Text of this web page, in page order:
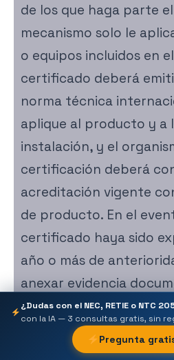
de los que haga parte el
mecanismo solo le
o equipos incluidos en
certificado deberá
norma técnica
aplique al producto y a
instalación, y el
certificación deberá
acreditación vigente
de producto. En el
certificado haya sido
año o más de
anexar evidencia
registro de última
seguimiento,
otro documento
¿Dudas con el NEC, RETIE o NTC
con la IA — 3 consultas gratis, sin
Pregunta